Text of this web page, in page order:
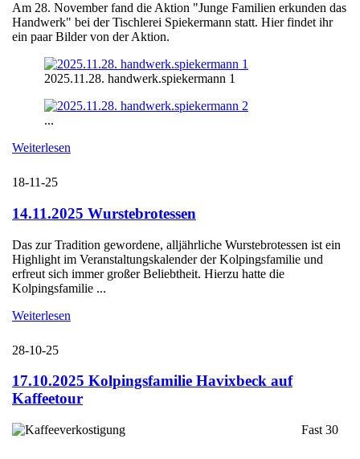
Am 28. November fand die Aktion "Junge Familien erkunden das
Handwerk" bei der Tischlerei Spiekermann statt. Hier findet ihr
ein paar Bilder von der Aktion.
2025.11.28. handwerk.spiekermann 1
...
Weiterlesen
18-11-25
14.11.2025 Wurstebrotessen
Das zur Tradition gewordene, alljährliche Wurstebrotessen ist ein
Highlight im Veranstaltungskalender der Kolpingsfamilie und
erfreut sich immer großer Beliebtheit. Hierzu hatte die
Kolpingsfamilie ...
Weiterlesen
28-10-25
17.10.2025 Kolpingsfamilie Havixbeck auf
Kaffeetour
Fast 30